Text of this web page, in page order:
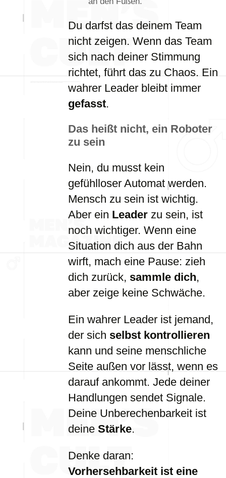
Du darfst das deinem Team
nicht zeigen. Wenn das Team
sich nach deiner Stimmung
richtet, führt das zu Chaos. Ein
wahrer Leader bleibt immer
gefasst.
Das heißt nicht, ein Roboter
zu sein
Nein, du musst kein
gefühlloser Automat werden.
Mensch zu sein ist wichtig.
Aber ein Leader zu sein, ist
noch wichtiger. Wenn eine
Situation dich aus der Bahn
wirft, mach eine Pause: zieh
dich zurück, sammle dich,
aber zeige keine Schwäche.
Ein wahrer Leader ist jemand,
der sich selbst kontrollieren
kann und seine menschliche
Seite außen vor lässt, wenn es
darauf ankommt. Jede deiner
Handlungen sendet Signale.
Deine Unberechenbarkeit ist
deine Stärke.
Denke daran:
Vorhersehbarkeit ist eine